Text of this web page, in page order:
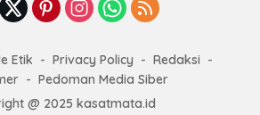
Etik Privacy Policy
Redaksi
Pedoman Media Siber
@ 2025 kasatmata.id